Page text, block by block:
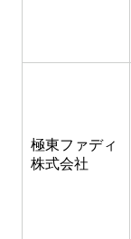
極東ファディ
株式会社